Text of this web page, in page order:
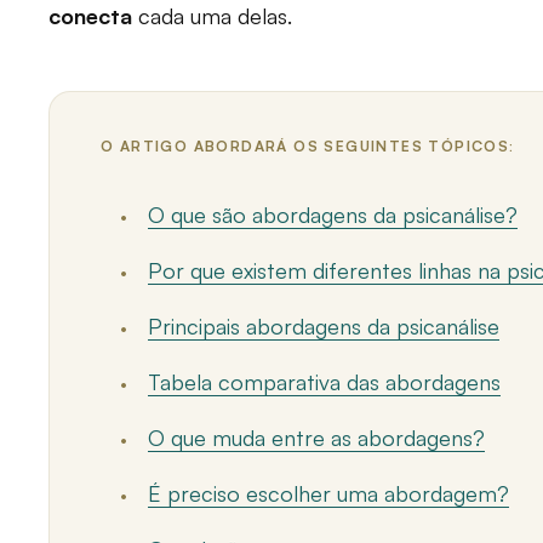
conecta cada uma delas.
O ARTIGO ABORDARÁ OS SEGUINTES TÓPICOS:
O que são abordagens da psicanálise?
Por que existem diferentes linhas na
Principais abordagens da psicanálise
Tabela comparativa das abordagens
O que muda entre as abordagens?
É preciso escolher uma abordagem?